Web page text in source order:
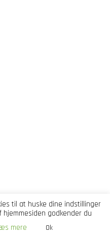
til at huske dine indstillinger
godkender du
mere Ok